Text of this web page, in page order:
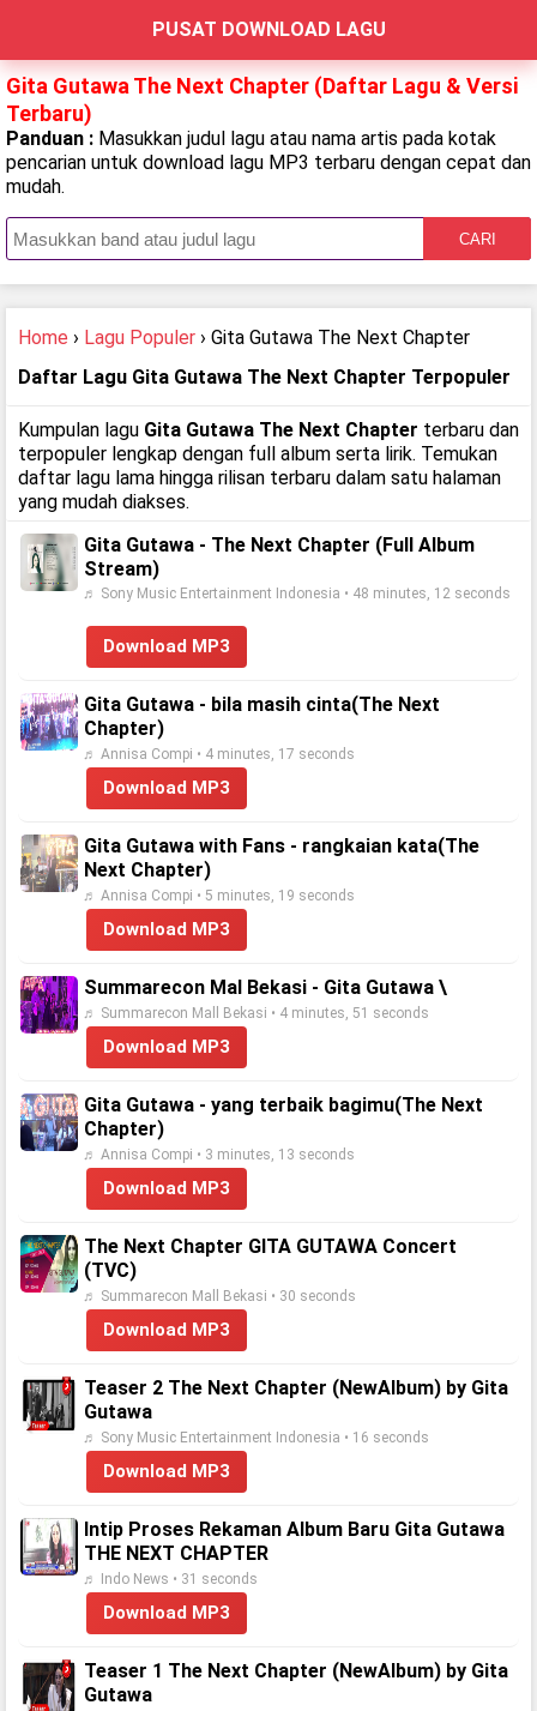
PUSAT DOWNLOAD LAGU
Gita Gutawa The Next Chapter (Daftar Lagu & Versi
Terbaru)
Panduan : Masukkan judul lagu atau nama artis pada kotak
pencarian untuk download lagu MP3 terbaru dengan cepat dan
mudah.
CARI
Home › Lagu Populer › Gita Gutawa The Next Chapter
Daftar Lagu Gita Gutawa The Next Chapter Terpopuler
Kumpulan lagu Gita Gutawa The Next Chapter terbaru dan
terpopuler lengkap dengan full album serta lirik. Temukan
daftar lagu lama hingga rilisan terbaru dalam satu halaman
yang mudah diakses.
Gita Gutawa - The Next Chapter (Full Album
Stream)
♬ Sony Music Entertainment Indonesia • 48 minutes, 12 seconds
Download MP3
Gita Gutawa - bila masih cinta(The Next
Chapter)
♬ Annisa Compi • 4 minutes, 17 seconds
Download MP3
Gita Gutawa with Fans - rangkaian kata(The
Next Chapter)
♬ Annisa Compi • 5 minutes, 19 seconds
Download MP3
Summarecon Mal Bekasi - Gita Gutawa \
♬ Summarecon Mall Bekasi • 4 minutes, 51 seconds
Download MP3
Gita Gutawa - yang terbaik bagimu(The Next
Chapter)
♬ Annisa Compi • 3 minutes, 13 seconds
Download MP3
The Next Chapter GITA GUTAWA Concert
(TVC)
♬ Summarecon Mall Bekasi • 30 seconds
Download MP3
Teaser 2 The Next Chapter (NewAlbum) by Gita
Gutawa
♬ Sony Music Entertainment Indonesia • 16 seconds
Download MP3
Intip Proses Rekaman Album Baru Gita Gutawa
THE NEXT CHAPTER
♬ Indo News • 31 seconds
Download MP3
Teaser 1 The Next Chapter (NewAlbum) by Gita
Gutawa